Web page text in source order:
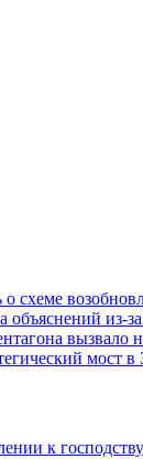
схеме
объяснений из-
мост в
к